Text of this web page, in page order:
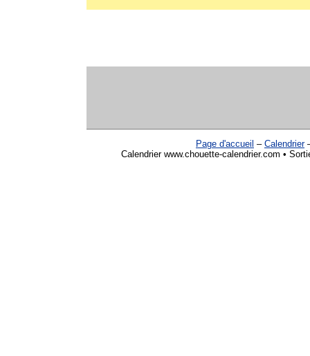
Page d'accueil – Calendrier
Calendrier www.chouette-calendrier.com •